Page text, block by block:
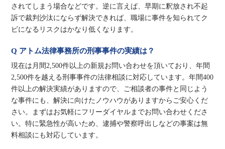
されてしまう場合などです。逆に言えば、早期に釈放され不起
訴で裁判沙汰にならず解決できれば、職場に事件を知られてク
ビになるリスクはかなり低くなります。
Q アトム法律事務所の刑事事件の実績は？
現在は月間2,500件以上の新規お問い合わせを頂いており、年間
2,500件を越える刑事事件の法律相談に対応しています。年間400
件以上の解決実績がありますので、ご相談者の事件と同じよう
な事件にも、解決に向けたノウハウがありますからご安心くだ
さい。まずはお気軽にフリーダイヤルまでお問い合わせくださ
い。特に緊急性が高いため、逮捕や警察呼出しなどの事案は無
料相談にも対応しています。